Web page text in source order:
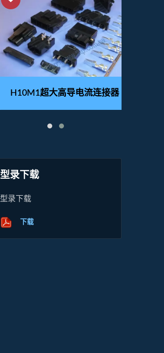
H10M1超大高导电流连接器
型录下载
型录下载
下载